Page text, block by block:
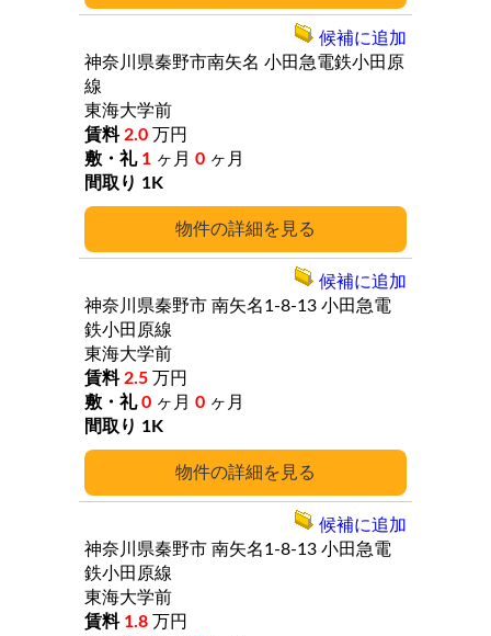
詳細
神奈川県秦野市南矢名 小田急電鉄小田原
線
東海大学前
2.0 万円
1 ヶ月 0 ヶ月
1K
候補に追加
詳細
神奈川県秦野市 南矢名1-8-13 小田急電
鉄小田原線
東海大学前
2.5 万円
0 ヶ月 0 ヶ月
1K
候補に追加
神奈川県秦野市 南矢名1-8-13 小田急電
鉄小田原線
東海大学前
1.8 万円
候補に追加